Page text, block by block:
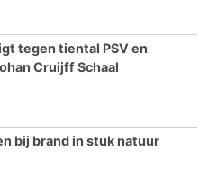
tegen tiental PSV en
Cruijff Schaal
bij brand in stuk natuur